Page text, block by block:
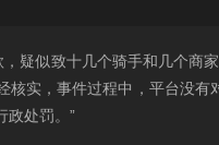
疑似致十几个骑手和几个
核实，事件过程中，平台没
政处罚。”